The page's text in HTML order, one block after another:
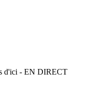
d'ici - EN DIRECT